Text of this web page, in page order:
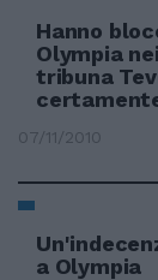
Hanno
Olympia
tribuna
07/11/2010
a Olympia